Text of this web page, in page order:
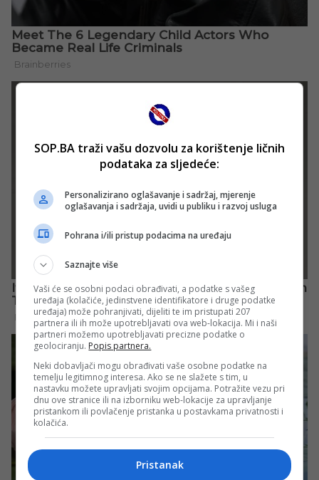
SOP.BA traži vašu dozvolu za korištenje ličnih
podataka za sljedeće:
Personalizirano oglašavanje i sadržaj, mjerenje
oglašavanja i sadržaja, uvidi u publiku i razvoj usluga
Pohrana i/ili pristup podacima na uređaju
Saznajte više
Vaši će se osobni podaci obrađivati, a podatke s vašeg
uređaja (kolačiće, jedinstvene identifikatore i druge podatke
uređaja) može pohranjivati, dijeliti te im pristupati 207
partnera ili ih može upotrebljavati ova web-lokacija. Mi i naši
partneri možemo upotrebljavati precizne podatke o
geolociranju. Popis partnera.
Neki dobavljači mogu obrađivati vaše osobne podatke na
temelju legitimnog interesa. Ako se ne slažete s tim, u
nastavku možete upravljati svojim opcijama. Potražite vezu pri
dnu ove stranice ili na izborniku web-lokacije za upravljanje
pristankom ili povlačenje pristanka u postavkama privatnosti i
kolačića.
Pristanak